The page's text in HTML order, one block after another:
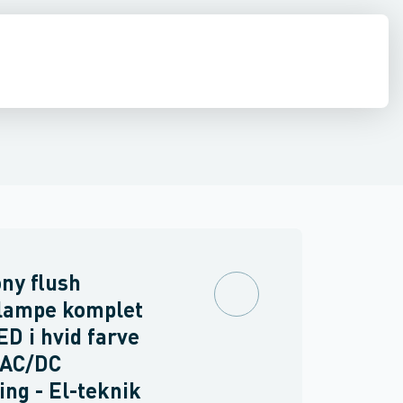
materiel
flush
komplet
i hvid farve
DC
- El-teknik